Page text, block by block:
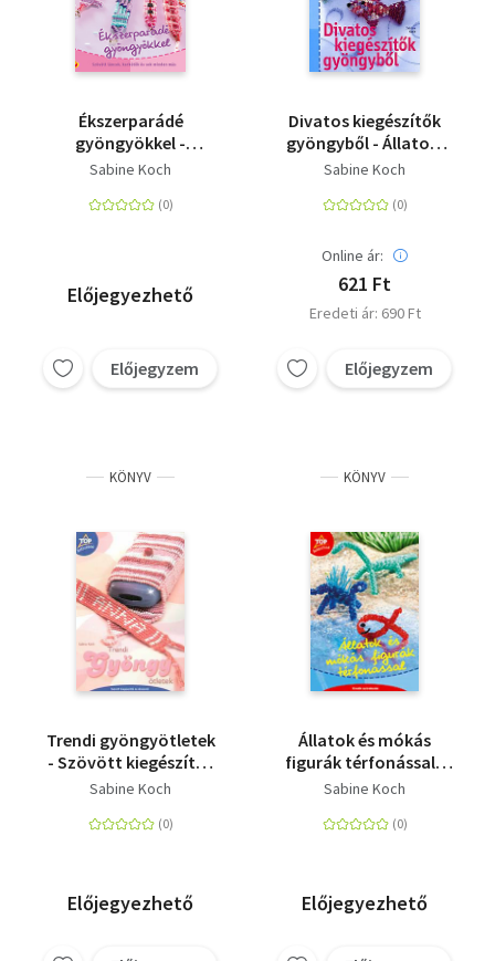
Ékszerparádé
gyöngyökkel -
Szövött láncok,
minden más
Sabine Koch
Előjegyezhető
Előjegyzem
Divatos kiegészítők
gyöngyből - Állatok,
gyümölcsök és
gyöngyből
Sabine Koch
Online ár:
621 Ft
Eredeti ár: 690 Ft
Előjegyzem
KÖNYV
Trendi gyöngyötletek
- Szövött kiegészítők
és ékszerek
Sabine Koch
Előjegyezhető
KÖNYV
Állatok és mókás
figurák térfonással -
KREATIV SZÓRAKOZÁS
Sabine Koch
Előjegyezhető